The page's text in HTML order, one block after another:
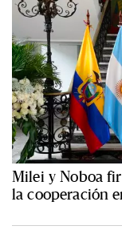
Milei y Noboa
la cooperación